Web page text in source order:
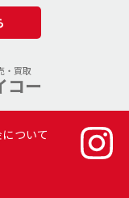
・買取
コー
ついて